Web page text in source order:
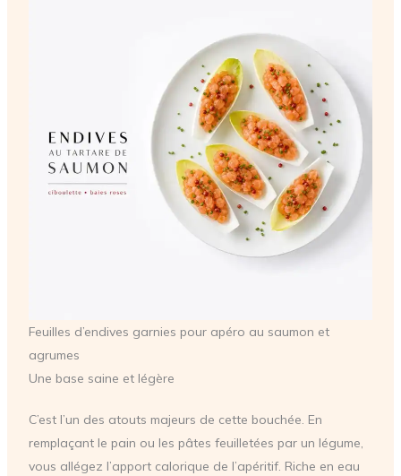
Feuilles d’endives garnies pour apéro au saumon et
agrumes
Une base saine et légère
C’est l’un des atouts majeurs de cette bouchée. En
remplaçant le pain ou les pâtes feuilletées par un légume,
vous allégez l’apport calorique de l’apéritif. Riche en eau